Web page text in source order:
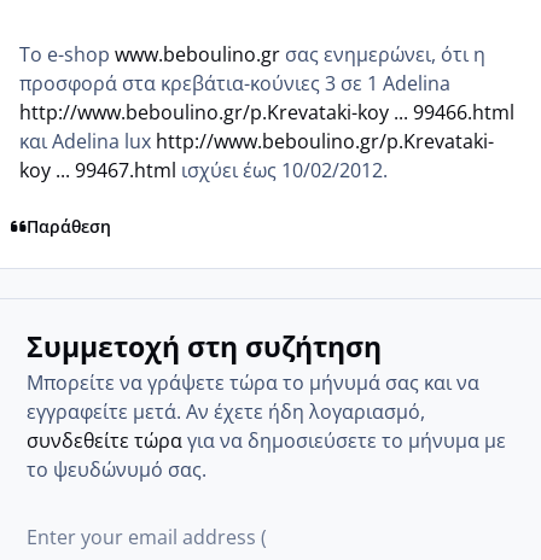
Το e-shop www.beboulino.gr σας ενημερώνει, ότι η
προσφορά στα κρεβάτια-κούνιες 3 σε 1 Adelina
http://www.beboulino.gr/p.Krevataki-koy ... 99466.html
και Adelina lux http://www.beboulino.gr/p.Krevataki-
koy ... 99467.html ισχύει έως 10/02/2012.
Παράθεση
Συμμετοχή στη συζήτηση
Μπορείτε να γράψετε τώρα το μήνυμά σας και να
εγγραφείτε μετά. Αν έχετε ήδη λογαριασμό,
συνδεθείτε τώραγια να δημοσιεύσετε το μήνυμα με
το ψευδώνυμό σας.